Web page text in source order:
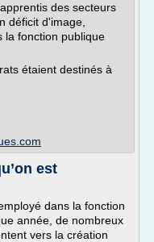
des secteurs
déficit d'image,
la fonction publique
étaient destinés à
est
dans la fonction
année, de nombreux
vers la création